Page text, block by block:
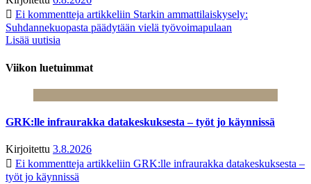
Ei kommentteja artikkeliin Starkin ammattilaiskysely:
Suhdannekuopasta päädytään vielä työvoimapulaan
Lisää uutisia
Viikon luetuimmat
GRK:lle infraurakka datakeskuksesta – työt jo käynnissä
Kirjoitettu 3.8.2026
Ei kommentteja artikkeliin GRK:lle infraurakka datakeskuksesta –
työt jo käynnissä